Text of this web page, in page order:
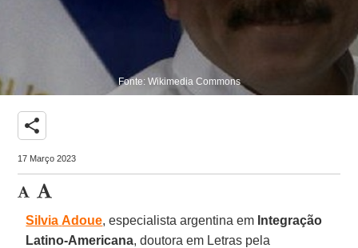
Fonte: Wikimedia Commons
share
17 Março 2023
Silvia Adoue, especialista argentina em Integração
Latino-Americana, doutora em Letras pela